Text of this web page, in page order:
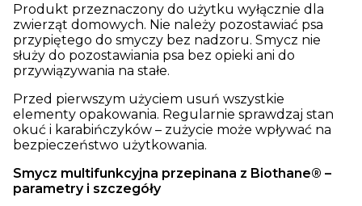
Produkt przeznaczony do użytku wyłącznie dla
zwierząt domowych. Nie należy pozostawiać psa
przypiętego do smyczy bez nadzoru. Smycz nie
służy do pozostawiania psa bez opieki ani do
przywiązywania na stałe.
Przed pierwszym użyciem usuń wszystkie
elementy opakowania. Regularnie sprawdzaj stan
okuć i karabińczyków – zużycie może wpływać na
bezpieczeństwo użytkowania.
Smycz multifunkcyjna przepinana z Biothane® –
parametry i szczegóły